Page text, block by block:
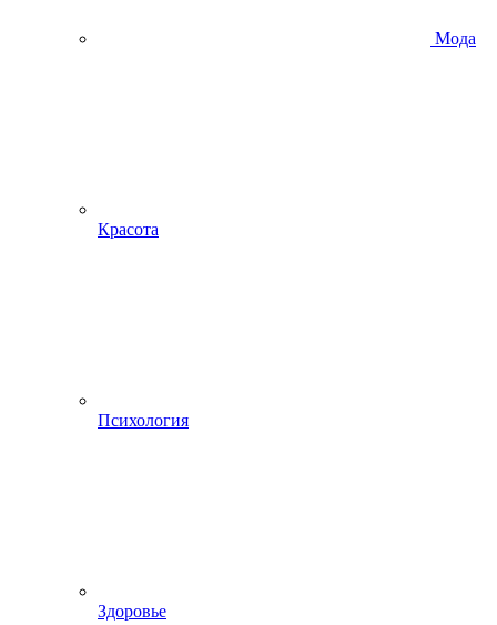
Мода
Красота
Психология
Здоровье